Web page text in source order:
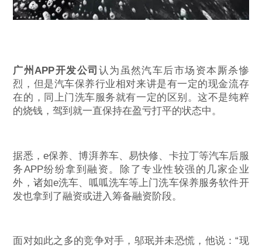
广州APP开发公司 认为虽然汽车后市场资本厮杀惨
烈，但是汽车保养行业相对来讲是有一定的现金流存
在的，同上门洗车服务就有一定的区别。这不是纯粹
的烧钱，驾到就一直保持在盈亏打平的状态中。
据悉，e保养、博湃养车、易快修、卡拉丁等汽车后服
务APP纷纷拿到融资。除了专业性较强的几家企业
外，诸如e洗车、呱呱洗车等上门洗车保养服务软件开
发也拿到了融资或进入筹备融资阶段。
面对如此之多的竞争对手，邬珉并未恐慌，他说：“现